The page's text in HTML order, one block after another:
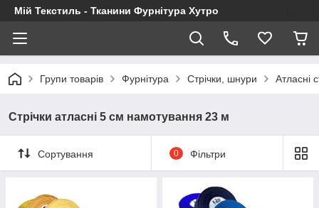
Мій Текстиль - Тканини Фурнітура Хутро
Групи товарів Фурнітура Стрічки, шнури Атласні
Стрічки атласні 5 см намотування 23 м
Сортування 0 Фільтри